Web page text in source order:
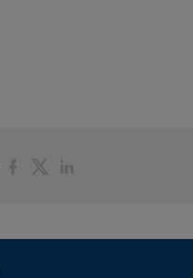
PartagerPartager